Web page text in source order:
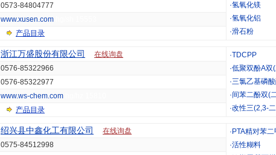
·氢氧化镁
·氢氧化铝
·滑石粉
0573-84804777
www.xusen.com
产品目录
浙江万盛股份有限公司 在线询盘 ·TDCPP
·低聚双酚A双
·三氯乙基磷
·间苯二酚双(
·改性三(2,3-
0576-85322966
0576-85322977
www.ws-chem.com
产品目录
绍兴县中鑫化工有限公司 在线询盘 · PTA精对苯二
·活性糊料
0575-84512998